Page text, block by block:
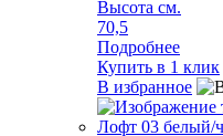
Высота см.
70,5
Подробнее
Купить в 1 клик
В избранное